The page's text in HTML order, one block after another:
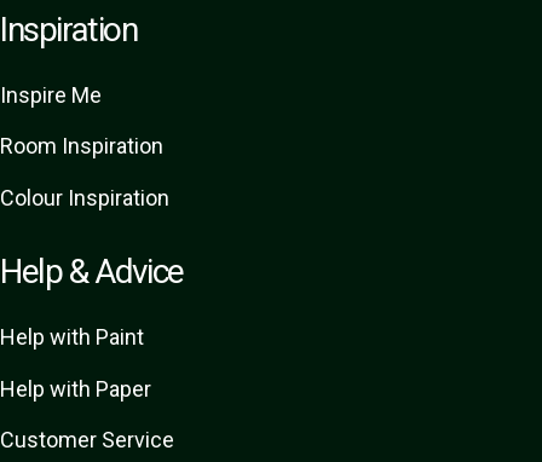
Inspiration
Inspire Me
Room Inspiration
Colour Inspiration
Help & Advice
Help with Paint
Help with Paper
Customer Service